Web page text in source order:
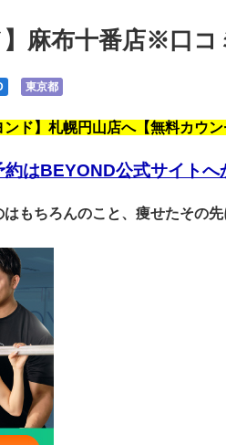
麻布十番店※口コ
東京都
ド】札幌円山店へ【無料カウ
はBEYOND公式サイトへ
もちろんのこと、痩せたその